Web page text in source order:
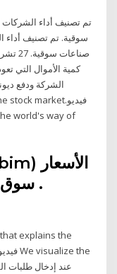
تم تصنيف أداء
سوقية. تم تصنيف أداء
كمية الأموال التي
. سوق